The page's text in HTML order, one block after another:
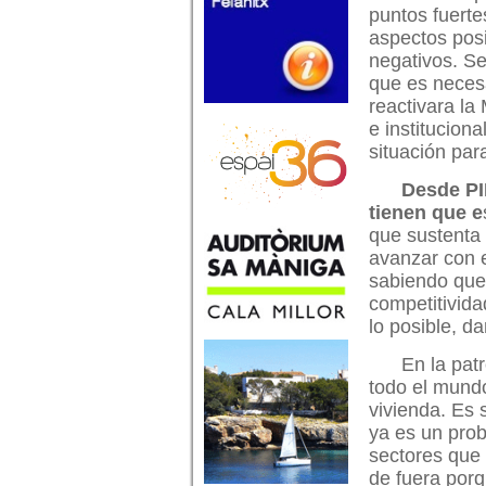
puntos
aspectos
negativos.
que es
reactivara la
e
situación
Desde
tienen que e
que
avanzar con
sabiendo
lo posible,
En la
todo el
vivienda. Es
ya es un
sectores
de fuera